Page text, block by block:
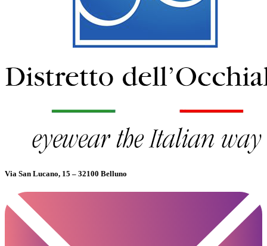
Via San Lucano, 15 – 32100 Belluno